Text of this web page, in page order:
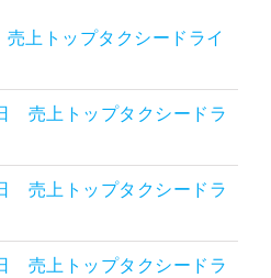
上トップタクシードライ
売上トップタクシードラ
売上トップタクシードラ
売上トップタクシードラ